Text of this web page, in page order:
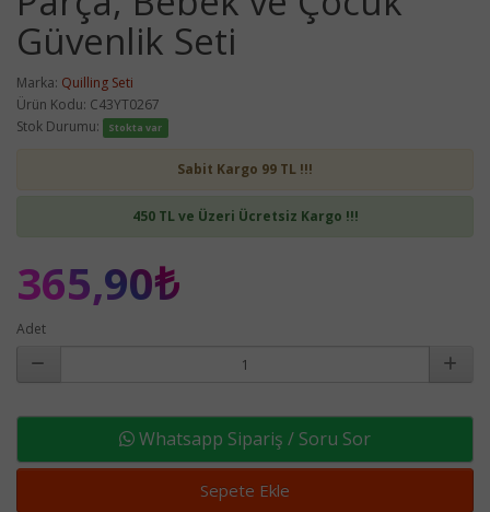
Güvenlik Seti
Marka: Quilling Seti
Ürün Kodu: C43YT0267
Stok Durumu:
Stokta var
Sabit Kargo 99 TL !!!
450 TL ve Üzeri Ücretsiz Kargo !!!
365,90₺
Adet
Whatsapp Sipariş / Soru Sor
Sepete Ekle